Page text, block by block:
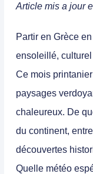
Article mis a jour
Partir en Grèce
ensoleillé,
Ce mois
paysages
chaleureux. De
du continent,
découvertes
Quelle météo